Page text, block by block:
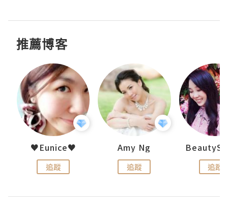
推薦博客
♥Eunice♥
追蹤
Amy Ng
追蹤 追蹤